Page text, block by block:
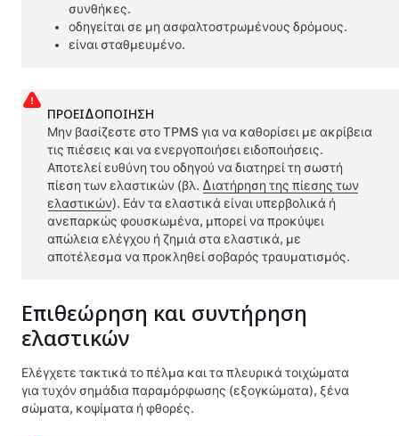
συνθήκες.
οδηγείται σε μη ασφαλτοστρωμένους δρόμους.
είναι σταθμευμένο.
ΠΡΟΕΙΔΟΠΟΊΗΣΗ
Μην βασίζεστε στο TPMS για να καθορίσει με ακρίβεια
τις πιέσεις και να ενεργοποιήσει ειδοποιήσεις.
Αποτελεί ευθύνη του οδηγού να διατηρεί τη σωστή
πίεση των ελαστικών (βλ. Διατήρηση της πίεσης των
ελαστικών). Εάν τα ελαστικά είναι υπερβολικά ή
ανεπαρκώς φουσκωμένα, μπορεί να προκύψει
απώλεια ελέγχου ή ζημιά στα ελαστικά, με
αποτέλεσμα να προκληθεί σοβαρός τραυματισμός.
Επιθεώρηση και συντήρηση
ελαστικών
Ελέγχετε τακτικά το πέλμα και τα πλευρικά τοιχώματα
για τυχόν σημάδια παραμόρφωσης (εξογκώματα), ξένα
σώματα, κοψίματα ή φθορές.